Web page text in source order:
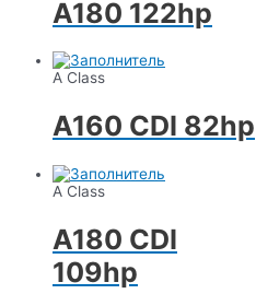
A180 122hp
A Class
A160 CDI 82hp
A Class
A180 CDI
109hp